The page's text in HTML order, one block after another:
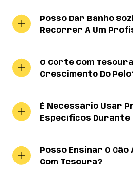
Posso Dar Banho
Recorrer A Um
O Corte Com
Crescimento Do
É Necessário Usar
Específicos Durante
Posso Ensinar O
Com Tesoura?